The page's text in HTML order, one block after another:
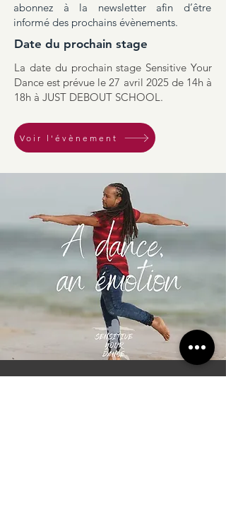
abonnez à la newsletter afin d’être
informé des prochains évènements.​
Date du prochain stage
La date du prochain stage Sensitive Your
Dance est prévue le 27 avril 2025 de 14h à
18h à JUST DEBOUT SCHOOL.
Voir l'évènement
Des Questions?